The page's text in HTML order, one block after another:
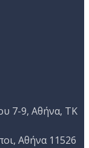
7-9, Αθήνα, ΤΚ
Αθήνα 11526